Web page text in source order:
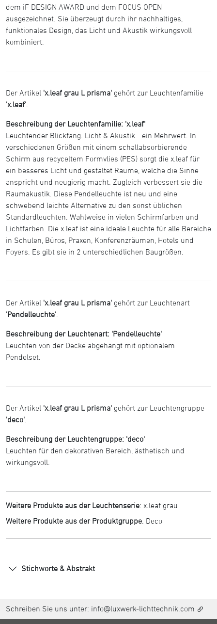
dem iF DESIGN AWARD und dem FOCUS OPEN
ausgezeichnet. Sie überzeugt durch ihr nachhaltiges,
funktionales Design, das Licht und Akustik wirkungsvoll
kombiniert.
Der Artikel 'x.leaf grau L prisma' gehört zur Leuchtenfamilie
'x.leaf'
Beschreibung der Leuchtenfamilie: 'x.leaf'
Leuchtender Blickfang. Licht & Akustik - ein Mehrwert. In
verschiedenen Größen mit einem schallabsorbierende
Schirm aus recyceltem Formvlies (PES) sorgt die x.leaf für
ein besseres Licht und gestaltet Räume, welche die Sinne
anspricht und neugierig macht. Zugleich verbessert sie die
Raumakustik. Diese Pendelleuchte ist neu und eine
schwebend leichte Alternative zu den sonst üblichen
Standardleuchten. Wahlweise in vielen Schirmfarben und
Lichtfarben. Die x.leaf ist eine ideale Leuchte für alle Bereiche
in Schulen, Büros, Praxen, Konferenzräumen, Hotels und
Foyers. Es gibt sie in 2 unterschiedlichen Baugrößen.
Der Artikel 'x.leaf grau L prisma' gehört zur Leuchtenart
'Pendelleuchte'
Beschreibung der Leuchtenart: 'Pendelleuchte'
Leuchten von der Decke abgehängt mit optionalem
Pendelset.
Der Artikel 'x.leaf grau L prisma' gehört zur Leuchtengruppe
'deco'
Beschreibung der Leuchtengruppe: 'deco'
Leuchten für den dekorativen Bereich, ästhetisch und
wirkungsvoll.
Weitere Produkte aus der Leuchtenserie: x.leaf grau
Weitere Produkte aus der Produktgruppe: Deco
Stichworte & Abstrakt
Schreiben Sie uns unter: info@luxwerk-lichttechnik.com